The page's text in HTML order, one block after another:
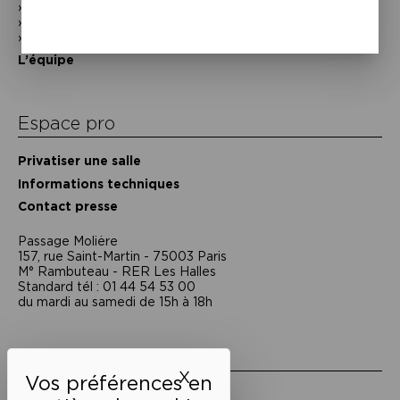
XMasquer le bandeau des
L’équipe
Espace pro
Privatiser une salle
Informations techniques
Contact presse
Passage Moliėre
157, rue Saint-Martin - 75003 Paris
M° Rambuteau - RER Les Halles
Standard tél : 01 44 54 53 00
du mardi au samedi de 15h à 18h
Mentions légales